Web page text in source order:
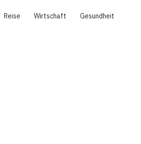
Reise Wirtschaft Gesundheit